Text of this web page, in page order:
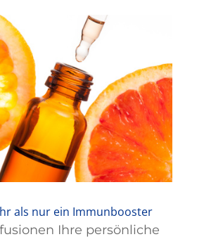
als nur ein Immunbooster
Ihre persönliche